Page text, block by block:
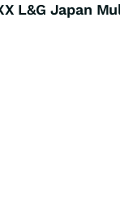
L&G Japan